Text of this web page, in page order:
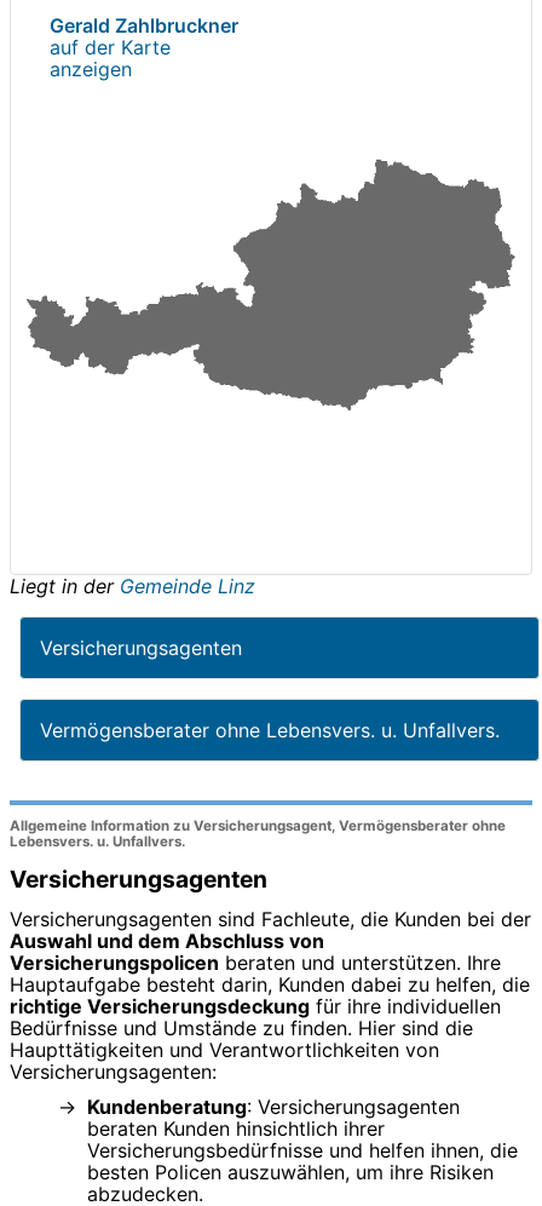
Gerald Zahlbruckner
auf der Karte
anzeigen
Liegt in der Gemeinde Linz
Versicherungsagenten
Vermögensberater ohne Lebensvers. u. Unfallvers.
Allgemeine Information zu Versicherungsagent, Vermögensberater ohne
Lebensvers. u. Unfallvers.
Versicherungsagenten
Versicherungsagenten sind Fachleute, die Kunden bei der
Auswahl und dem Abschluss von
Versicherungspolicen beraten und unterstützen. Ihre
Hauptaufgabe besteht darin, Kunden dabei zu helfen, die
richtige Versicherungsdeckung für ihre individuellen
Bedürfnisse und Umstände zu finden. Hier sind die
Haupttätigkeiten und Verantwortlichkeiten von
Versicherungsagenten:
Kundenberatung: Versicherungsagenten
beraten Kunden hinsichtlich ihrer
Versicherungsbedürfnisse und helfen ihnen, die
besten Policen auszuwählen, um ihre Risiken
abzudecken.